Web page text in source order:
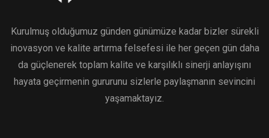
Kurulmuş olduğumuz günden günümüze kadar bizler sürekli
inovasyon ve kalite artırma felsefesi ile her geçen gün daha
da güçlenerek toplam kalite ve karşılıklı sinerji anlayışını
hayata geçirmenin gururunu sizlerle paylaşmanın sevincini
yaşamaktayız.